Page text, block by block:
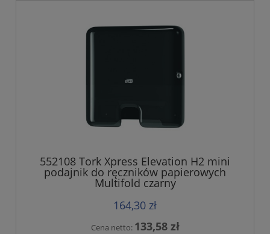
552108 Tork Xpress Elevation H2 mini
podajnik do ręczników papierowych
Multifold czarny
164,30 zł
Cena netto: 133,58 zł